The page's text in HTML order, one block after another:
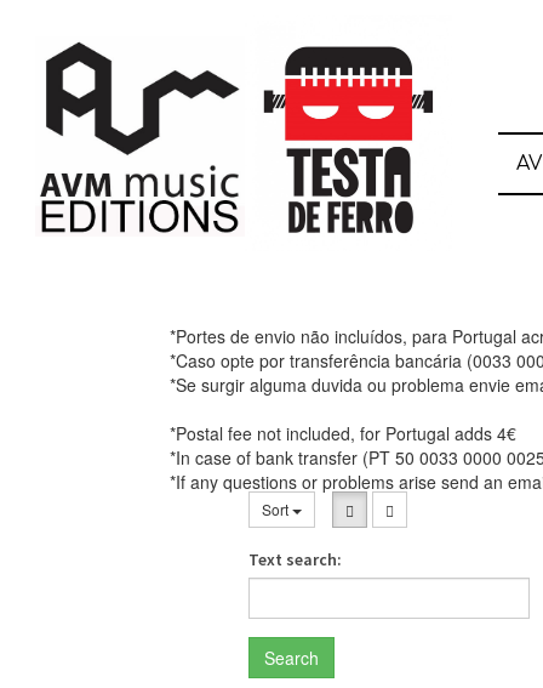
Sort
Text search:
Search
*Portes de envio não incluídos, para Portugal
*Caso opte por transferência bancária (0033
*Se surgir alguma duvida ou problema envie
*Postal fee not included, for Portugal adds 4€
*In case of bank transfer (PT 50 0033 0000
*If any questions or problems arise send an